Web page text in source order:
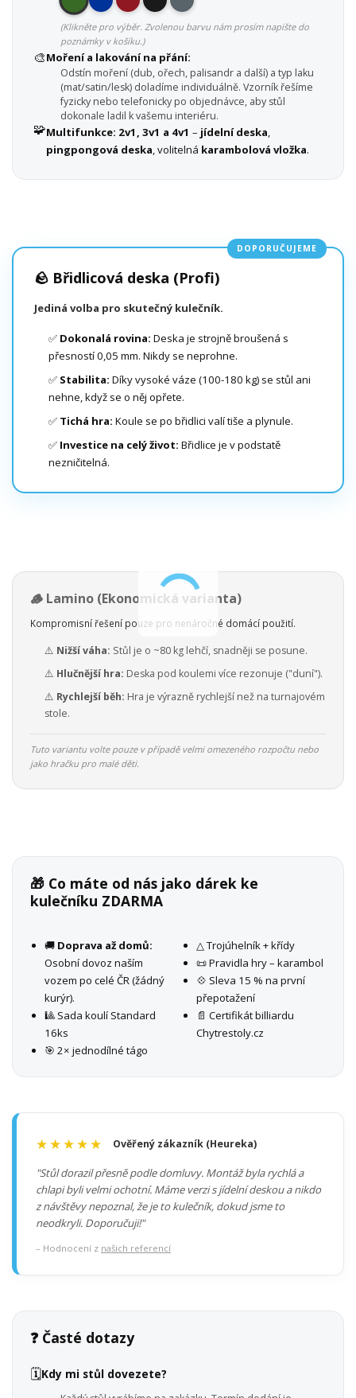
(Klikněte pro výběr. Zvolenou barvu nám prosím napište do
poznámky v košíku.)
🎨Moření a lakování na přání:
Odstín moření (dub, ořech, palisandr a další) a typ laku
(mat/satin/lesk) doladíme individuálně. Vzorník řešíme
fyzicky nebo telefonicky po objednávce, aby stůl
dokonale ladil k vašemu interiéru.
🧩Multifunkce: 2v1, 3v1 a 4v1 – jídelní deska,
pingpongová deska, volitelná karambolová vložka.
DOPORUČUJEME
🪨 Břidlicová deska (Profi)
Jediná volba pro skutečný kulečník.
✅ Dokonalá rovina: Deska je strojně broušená s
přesností 0,05 mm. Nikdy se neprohne.
✅ Stabilita: Díky vysoké váze (100-180 kg) se stůl ani
nehne, když se o něj opřete.
✅ Tichá hra: Koule se po břidlici valí tiše a plynule.
✅ Investice na celý život: Břidlice je v podstatě
nezničitelná.
🪵 Lamino (Ekonomická varianta)
Kompromisní řešení pouze pro nenáročné domácí použití.
⚠️ Nižší váha: Stůl je o ~80 kg lehčí, snadněji se posune.
⚠️ Hlučnější hra: Deska pod koulemi více rezonuje ("duní").
⚠️ Rychlejší běh: Hra je výrazně rychlejší než na turnajovém
stole.
Tuto variantu volte pouze v případě velmi omezeného rozpočtu nebo
jako hračku pro malé děti.
🎁 Co máte od nás jako dárek ke
kulečníku ZDARMA
🚚 Doprava až domů:
Osobní dovoz naším
vozem po celé ČR (žádný
kurýr).
🎱 Sada koulí Standard
16ks
🎯 2× jednodílné tágo
△ Trojúhelník + křídy
📜 Pravidla hry – karambol
💠 Sleva 15 % na první
přepotažení
📄 Certifikát billiardu
Chytrestoly.cz
★★★★★ Ověřený zákazník (Heureka)
"Stůl dorazil přesně podle domluvy. Montáž byla rychlá a
chlapi byli velmi ochotní. Máme verzi s jídelní deskou a nikdo
z návštěvy nepoznal, že je to kulečník, dokud jsme to
neodkryli. Doporučuji!"
– Hodnocení z našich referencí
❓ Časté dotazy
🗓️Kdy mi stůl dovezete?